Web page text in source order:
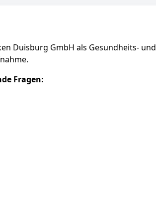
Duisburg GmbH als Gesundheits- und
Fragen: